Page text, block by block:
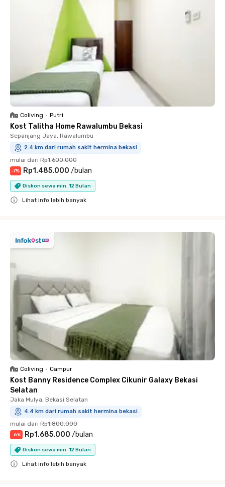
Coliving • Putri
Kost Talitha Home Rawalumbu Bekasi
Sepanjang Jaya, Rawalumbu
2.4 km dari rumah sakit hermina bekasi
mulai dari Rp1.600.000
-7% Rp1.485.000 /bulan
Diskon sewa min. 12 Bulan
Lihat info lebih banyak
Coliving • Campur
Kost Banny Residence Complex Cikunir Galaxy Bekasi
Selatan
Jaka Mulya, Bekasi Selatan
4.4 km dari rumah sakit hermina bekasi
mulai dari Rp1.800.000
-6% Rp1.685.000 /bulan
Diskon sewa min. 12 Bulan
Lihat info lebih banyak